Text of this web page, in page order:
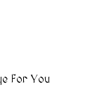
For You